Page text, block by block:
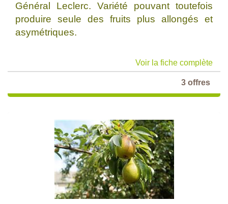
Général Leclerc. Variété pouvant toutefois
produire seule des fruits plus allongés et
asymétriques.
Voir la fiche complète
3 offres